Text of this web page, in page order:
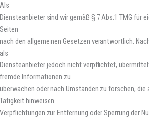
Als
Diensteanbieter sind wir gemäß § 7 Abs.1 TMG für
Seiten
nach den allgemeinen Gesetzen verantwortlich.
als
Diensteanbieter jedoch nicht verpflichtet,
fremde Informationen zu
überwachen oder nach Umständen zu forschen, die
Tätigkeit hinweisen.
Verpflichtungen zur Entfernung oder Sperrung der